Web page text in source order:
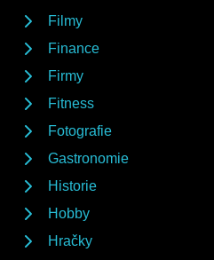
Filmy
Finance
Firmy
Fitness
Fotografie
Gastronomie
Historie
Hobby
Hračky